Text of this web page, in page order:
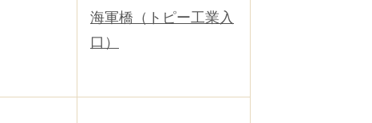
海軍橋（トピー工業入
口）